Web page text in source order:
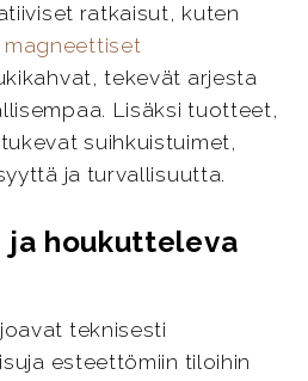
ratkaisut, kuten
magneettiset
tekevät arjesta
Lisäksi tuotteet,
suihkuistuimet,
ja turvallisuutta.
ja houkutteleva
teknisesti
esteettömiin tiloihin